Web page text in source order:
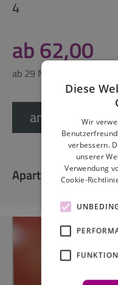
4
ab 62,00
ab 29 Nächte
anfragen
Diese
Wir
verbessern.
unserer
Verwendung
Cookie-